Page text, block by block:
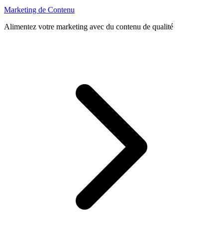
Marketing de Contenu
Alimentez votre marketing avec du contenu de qualité